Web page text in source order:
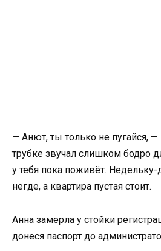
— Анют, ты только не пугайся,
трубке звучал слишком бодро
у тебя пока поживёт.
негде, а квартира пустая стоит.
Анна замерла у стойки
донеся паспорт до